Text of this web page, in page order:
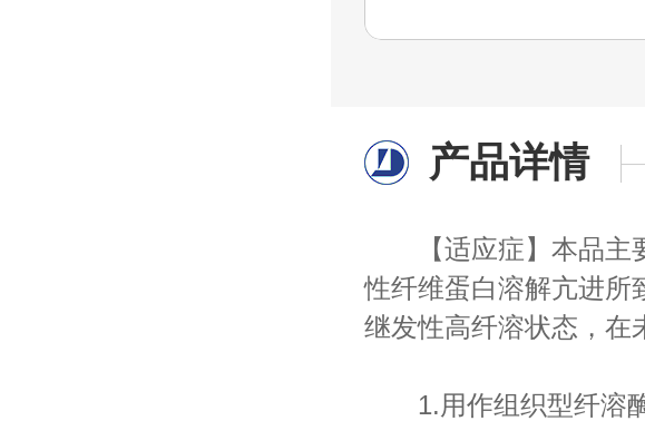
产品详情
【适应症】本品主要
性纤维蛋白溶解亢进所
继发性高纤溶状态，在
1.用作组织型纤溶酶